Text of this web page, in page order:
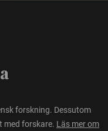
forskning. Dessutom
med forskare. Läs mer om